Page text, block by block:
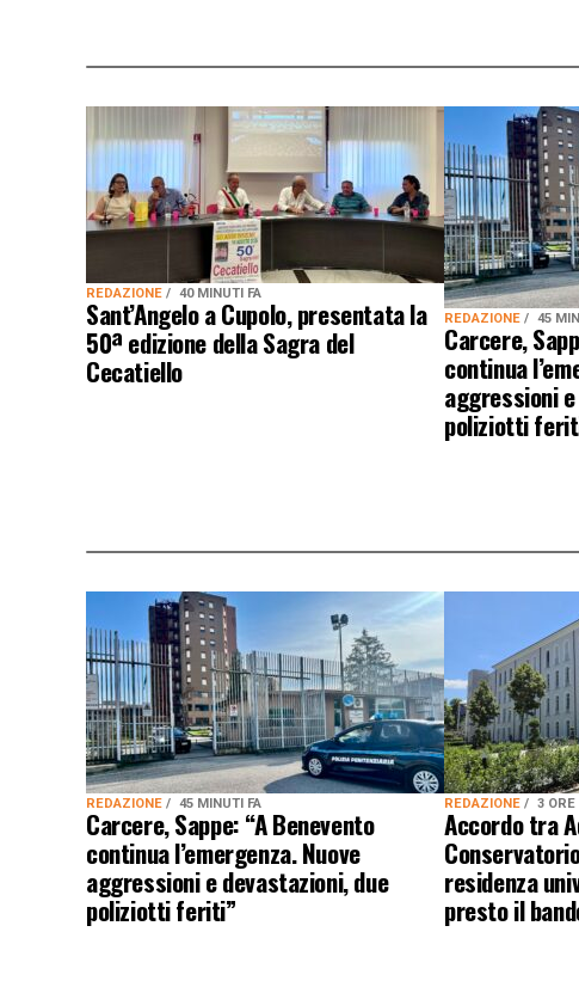
REDAZIONE 40 MINUTI FA
Sant’Angelo a Cupolo, presentata la
50ª edizione della Sagra del
Cecatiello
REDAZIONE 45
Carcere,
continua
aggressioni
poliziotti
REDAZIONE 45 MINUTI FA
Carcere, Sappe: “A Benevento
continua l’emergenza. Nuove
aggressioni e devastazioni, due
poliziotti feriti”
REDAZIONE 3 ORE
Accordo tra
residenza
presto il